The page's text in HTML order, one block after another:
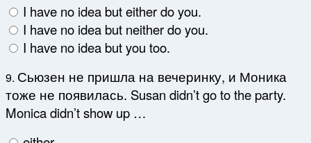
I have no idea but either do you.
I have no idea but neither do you.
I have no idea but you too.
9. Сьюзен не пришла на вечеринку, и Моника
тоже не появилась. Susan didn’t go to the party.
Monica didn’t show up …